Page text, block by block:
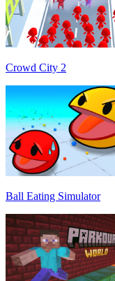
Crowd City 2
Ball Eating Simulator